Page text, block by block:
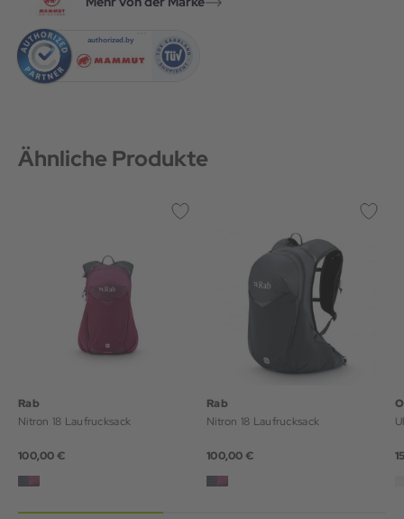
Ähnliche Produkte
Rab
Nitron 18 Laufrucksack
100,00 €
Rab
Nitron 18 Laufrucksack
100,00 €